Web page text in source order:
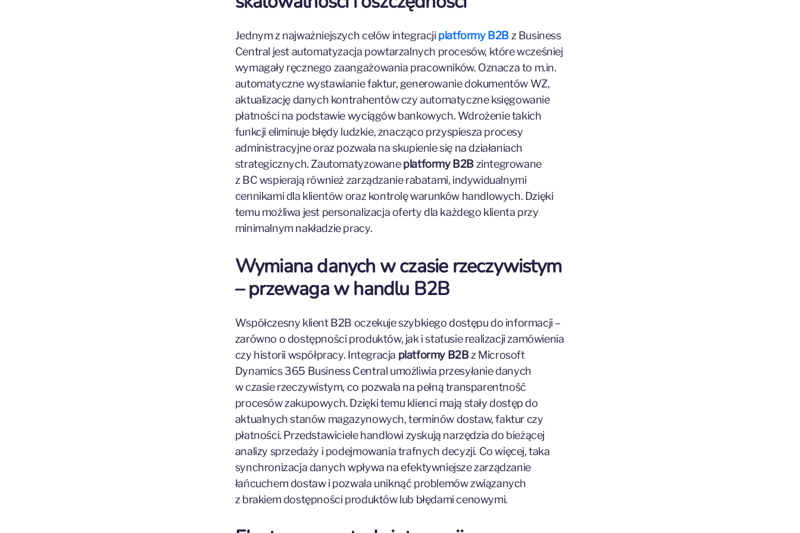
Jednym z najważniejszych celów integracji platformy B2Bz Business
Central jest automatyzacja powtarzalnych procesów, które wcześniej
wymagały ręcznego zaangażowania pracowników. Oznacza to m.in.
automatyczne wystawianie faktur, generowanie dokumentów WZ,
aktualizację danych kontrahentów czy automatyczne księgowanie
płatności na podstawie wyciągów bankowych. Wdrożenie takich
funkcji eliminuje błędy ludzkie, znacząco przyspiesza procesy
administracyjne oraz pozwala na skupienie się na działaniach
strategicznych. Zautomatyzowaneplatformy B2Bzintegrowane
z BC wspierają również zarządzanie rabatami, indywidualnymi
cennikami dla klientów oraz kontrolę warunków handlowych. Dzięki
temu możliwa jest personalizacja oferty dla każdego klienta przy
minimalnym nakładzie pracy.
Wymiana danych w czasie rzeczywistym
– przewaga w handlu B2B
Współczesny klient B2B oczekuje szybkiego dostępu do informacji –
zarówno o dostępności produktów, jak i statusie realizacji zamówienia
czy historii współpracy. Integracja platformy B2Bz Microsoft
Dynamics 365 Business Central umożliwia przesyłanie danych
w czasie rzeczywistym, co pozwala na pełną transparentność
procesów zakupowych. Dzięki temu klienci mają stały dostęp do
aktualnych stanów magazynowych, terminów dostaw, faktur czy
płatności. Przedstawiciele handlowi zyskują narzędzia do bieżącej
analizy sprzedaży i podejmowania trafnych decyzji. Co więcej, taka
synchronizacja danych wpływa na efektywniejsze zarządzanie
łańcuchem dostaw i pozwala uniknąć problemów związanych
z brakiem dostępności produktów lub błędami cenowymi.